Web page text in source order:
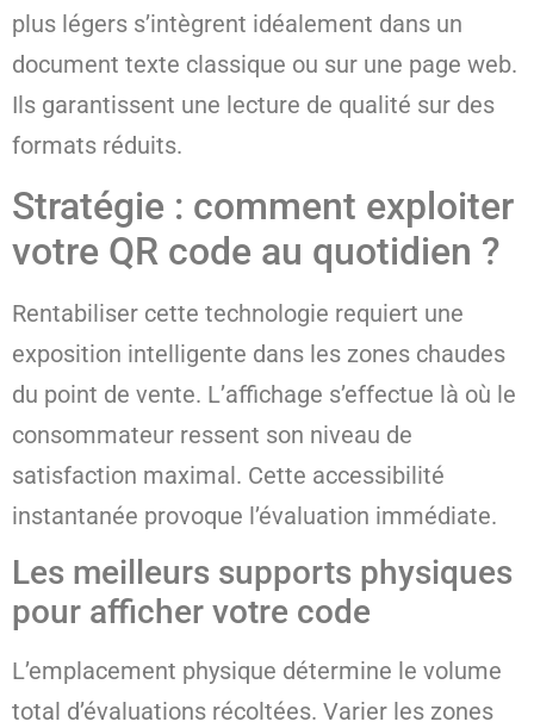
plus légers s’intègrent idéalement dans un
document texte classique ou sur une page web.
Ils garantissent une lecture de qualité sur des
formats réduits.
Stratégie : comment exploiter
votre QR code au quotidien ?
Rentabiliser cette technologie requiert une
exposition intelligente dans les zones chaudes
du point de vente. L’affichage s’effectue là où le
consommateur ressent son niveau de
satisfaction maximal. Cette accessibilité
instantanée provoque l’évaluation immédiate.
Les meilleurs supports physiques
pour afficher votre code
L’emplacement physique détermine le volume
total d’évaluations récoltées. Varier les zones